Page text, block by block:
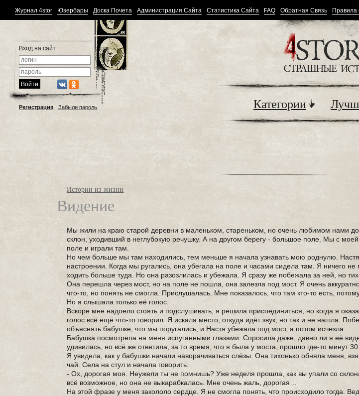
Журнал 4stor Юзербары Доска Почета Администрация Сайта Статистика Сайта FAQ Обратная Связь Правила
Вход на сайт
Регистрация Забыли пароль Категории
Истории из жизни
Видение
Мы жили на краю старой деревни в маленьком, стареньком, но очень любимом нами
склон, уходивший в неглубокую речушку. А на другом берегу - большое поле. Мы с
поле и играли там.
Но чем больше мы там находились, тем меньше я начала узнавать мою роднулю. Настя
настроении. Когда мы ругались, она убегала на поле и часами сидела там. Я ничего не
ходить больше туда. Но она разозлилась и убежала. Я сразу же побежала за ней, но
Она перешла через мост, но на поле не пошла, она залезла под мост. Я очень
что-то, но понять не смогла. Прислушалась. Мне показалось, что там кто-то есть,
Но я слышала только её голос.
Вскоре мне надоело стоять и подслушивать, я решила присоединиться, но когда я
голос всё ещё что-то говорил. Я искала место, откуда идёт звук, но так и не нашла.
объяснять бабушке, что мы поругались, и Настя убежала под мост, а потом исчезла.
Бабушка посмотрела на меня испуганными глазами. Спросила даже, давно ли я её
удивилась, но всё же ответила, за то время, что я была у моста, прошло где-то минут 30.
Я увидела, как у бабушки начали наворачиваться слёзы. Она тихонько обняла меня,
чай. Села на стул и начала говорить:
- Ох, дорогая моя. Неужели ты не помнишь? Уже неделя прошла, как вы упали со
всё возможное, но она не выкарабкалась. Мне очень жаль, дорогая…
На этой фразе у меня закололо сердце. Я не смогла понять, что происходило тогда.